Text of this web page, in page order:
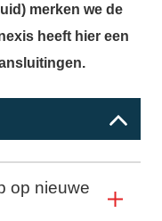
merken we de
heeft hier een
op nieuwe